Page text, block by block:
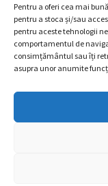
Pentru a oferi cea mai
pentru a stoca și/sau
pentru aceste tehnologii
comportamentul de
consimțământul sau îți
asupra unor anumite
Politica de
Termeni și condiții
© 2026 - Toate